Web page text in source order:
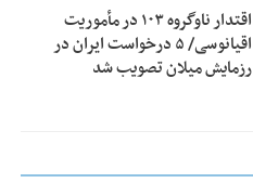
اقتدار ناوگروه ۱۰۳ در مأموریت‌
اقیانوسی/ ۵ درخواست ایران در
رزمایش میلان تصویب شد